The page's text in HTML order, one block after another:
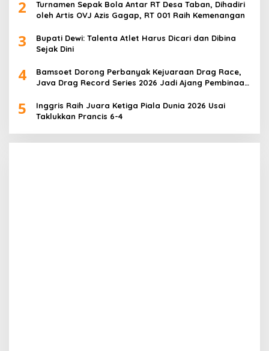
2
Turnamen Sepak Bola Antar RT Desa Taban, Dihadiri
oleh Artis OVJ Azis Gagap, RT 001 Raih Kemenangan
3
Bupati Dewi: Talenta Atlet Harus Dicari dan Dibina
Sejak Dini
4
Bamsoet Dorong Perbanyak Kejuaraan Drag Race,
Java Drag Record Series 2026 Jadi Ajang Pembinaan
5
Inggris Raih Juara Ketiga Piala Dunia 2026 Usai
Taklukkan Prancis 6-4